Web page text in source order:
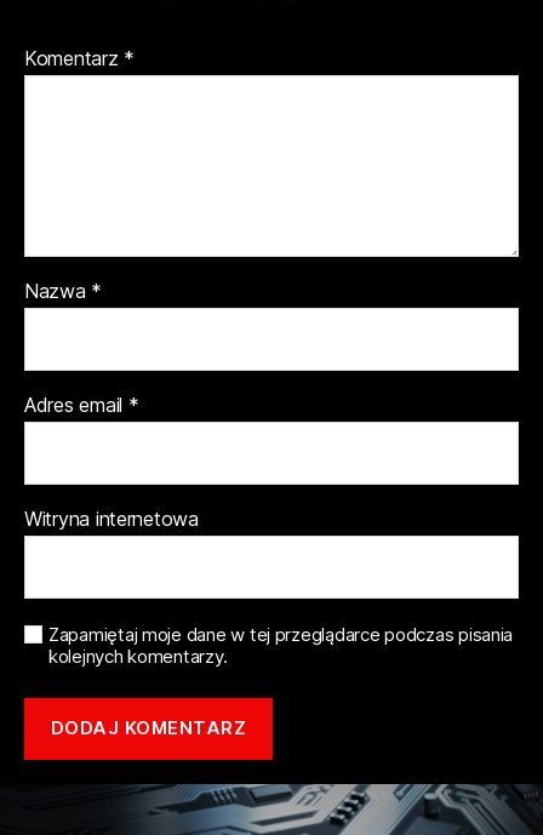
Komentarz *
Nazwa *
Adres email *
Witryna internetowa
Zapamiętaj moje dane w tej przeglądarce podczas pisania
kolejnych komentarzy.
Copyright © 2021 mototune.com.pl |Polityka prywatności| Stworzone w